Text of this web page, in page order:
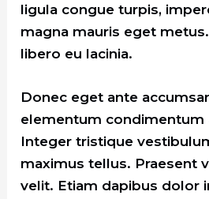
ligula congue turpis,
magna mauris eget
libero eu lacinia.
Donec eget ante
elementum condimentum
Integer tristique
maximus tellus. Praesent
velit. Etiam dapibus dolor